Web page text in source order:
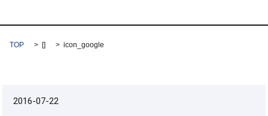
TOP [] icon_google
2016-07-22